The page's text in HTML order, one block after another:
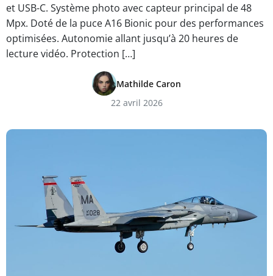
et USB-C. Système photo avec capteur principal de 48
Mpx. Doté de la puce A16 Bionic pour des performances
optimisées. Autonomie allant jusqu’à 20 heures de
lecture vidéo. Protection […]
Mathilde Caron
22 avril 2026